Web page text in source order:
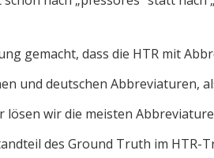
gemacht, dass die HTR mit
und deutschen Abbreviaturen,
lösen wir die meisten
des Ground Truth im HTR-